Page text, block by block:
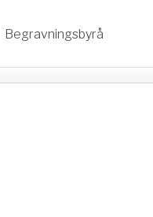
Begravningsbyrå